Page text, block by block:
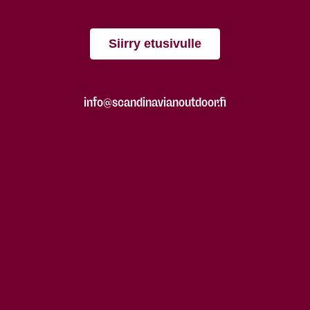
Siirry etusivulle
info@scandinavianoutdoor.fi